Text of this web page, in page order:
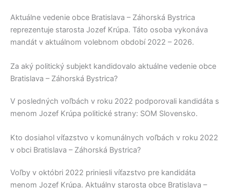
Aktuálne vedenie obce Bratislava – Záhorská Bystrica
reprezentuje starosta Jozef Krúpa. Táto osoba vykonáva
mandát v aktuálnom volebnom období 2022 – 2026.
Za aký politický subjekt kandidovalo aktuálne vedenie obce
Bratislava – Záhorská Bystrica?
V posledných voľbách v roku 2022 podporovali kandidáta s
menom Jozef Krúpa politické strany: SOM Slovensko.
Kto dosiahol víťazstvo v komunálnych voľbách v roku 2022
v obci Bratislava – Záhorská Bystrica?
Voľby v októbri 2022 priniesli víťazstvo pre kandidáta
menom Jozef Krúpa. Aktuálny starosta obce Bratislava –